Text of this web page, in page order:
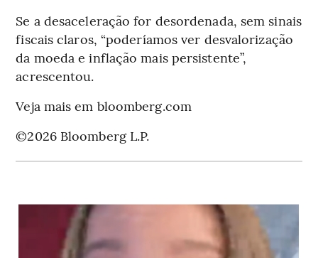
Se a desaceleração for desordenada, sem sinais
fiscais claros, “poderíamos ver desvalorização
da moeda e inflação mais persistente”,
acrescentou.
Veja mais em bloomberg.com
©2026 Bloomberg L.P.